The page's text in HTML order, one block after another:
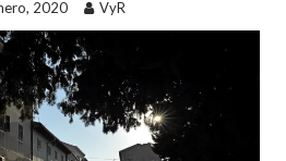
2020 VyR